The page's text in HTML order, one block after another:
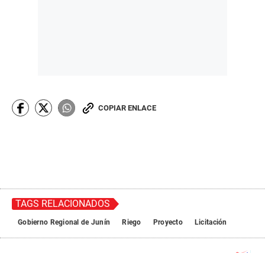
COPIAR ENLACE
TAGS RELACIONADOS
Gobierno Regional de Junín Riego Proyecto Licitación